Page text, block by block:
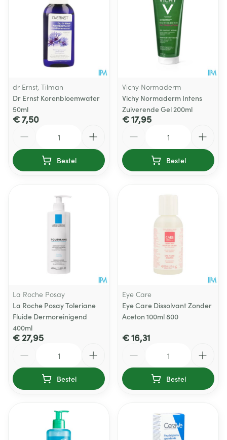
dr Ernst, Tilman
Dr Ernst Korenbloemwater
50ml
€ 7,50
Bestel
Vichy Normaderm
Vichy Normaderm Intens
Zuiverende Gel 200ml
€ 17,95
Bestel
La Roche Posay
La Roche Posay Toleriane
Fluide Dermoreinigend
400ml
€ 27,95
Bestel
Eye Care
Eye Care Dissolvant Zonder
Aceton 100ml 800
€ 16,31
Bestel